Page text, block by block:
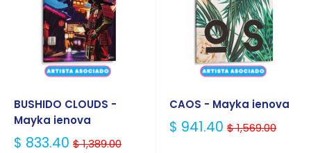
BUSHIDO CLOUDS -
Mayka ienova
Precio
$ 833.40 $ 1,389.00
CAOS - Mayka ienova
Precio
$ 941.40 $ 1,569.00